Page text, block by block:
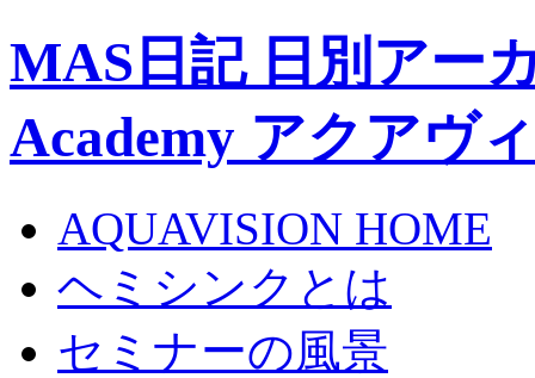
MAS日記 日別アー
Academy アクアヴ
AQUAVISION HOME
ヘミシンクとは
セミナーの風景